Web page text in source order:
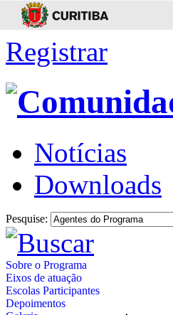
Registrar
Notícias
Downloads
Pesquise:
Sobre o Programa
Eixos de atuação
Escolas Participantes
Depoimentos